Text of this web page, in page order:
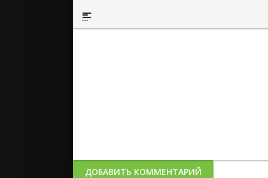
Полужирный
Вставка спойлера
ДОБАВИТЬ КОММЕНТАРИЙ